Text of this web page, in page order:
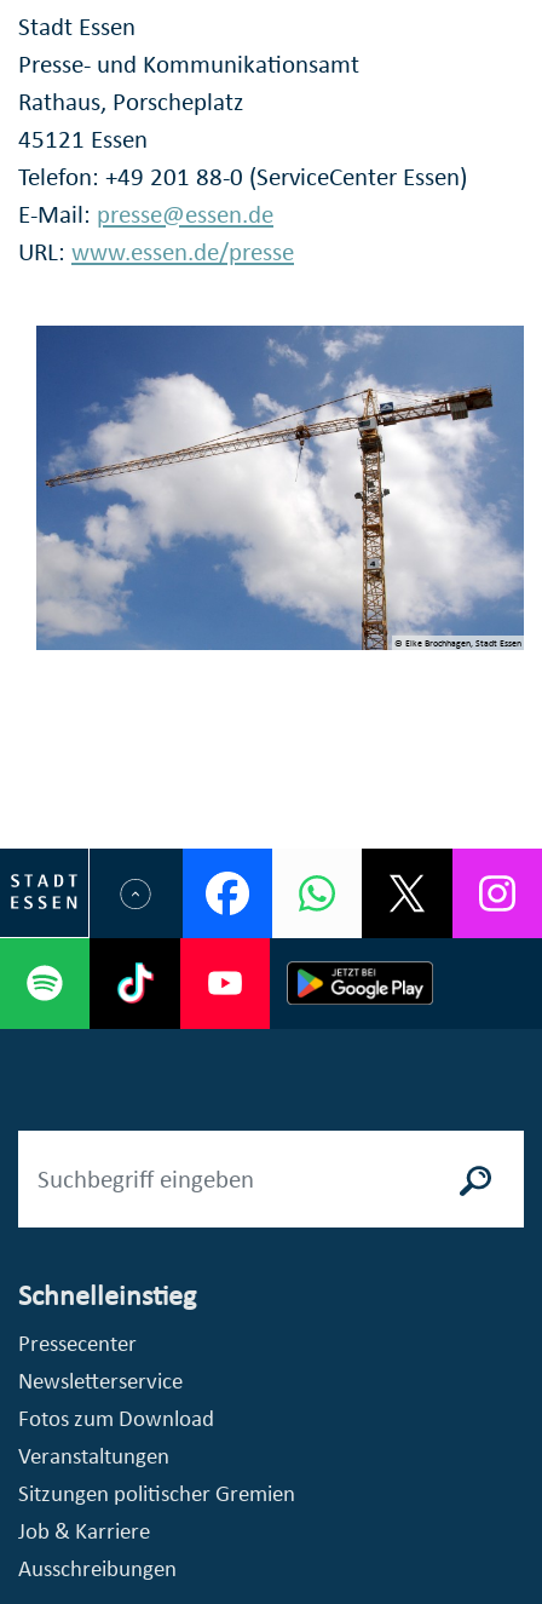
Stadt Essen
Presse- und Kommunikationsamt
Rathaus, Porscheplatz
45121 Essen
Telefon: +49 201 88-0 (ServiceCenter Essen)
E-Mail: presse@essen.de
URL: www.essen.de/presse
© Elke Brochhagen, Stadt Essen
Schnelleinstieg
Pressecenter
Newsletterservice
Fotos zum Download
Veranstaltungen
Sitzungen politischer Gremien
Job & Karriere
Ausschreibungen